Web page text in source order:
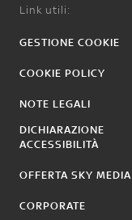
Link utili:
GESTIONE COOKIE
COOKIE POLICY
NOTE LEGALI
DICHIARAZIONE
ACCESSIBILITÀ
OFFERTA SKY MEDIA
CORPORATE